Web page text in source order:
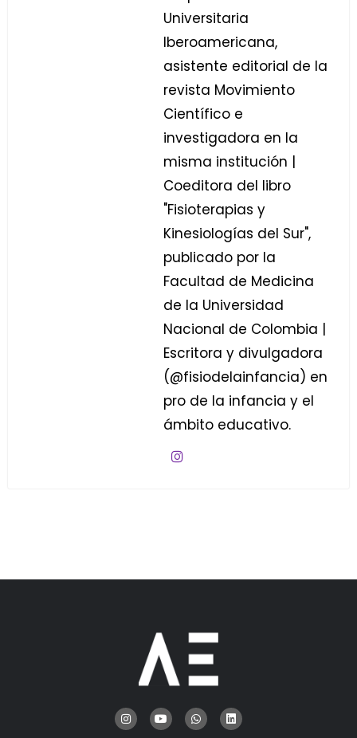
Universitaria
Iberoamericana,
asistente editorial de la
revista Movimiento
Científico e
investigadora en la
misma institución |
Coeditora del libro
"Fisioterapias y
Kinesiologías del Sur",
publicado por la
Facultad de Medicina
de la Universidad
Nacional de Colombia |
Escritora y divulgadora
(@fisiodelainfancia) en
pro de la infancia y el
ámbito educativo.